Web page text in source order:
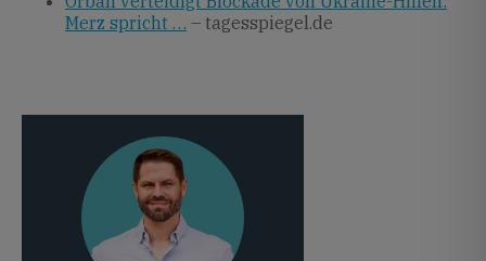
Merz spricht … – tagesspiegel.de